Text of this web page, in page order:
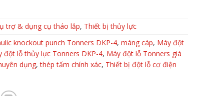
trợ & dụng cụ tháo lắp, Thiết bị thủy lực
knockout punch Tonners DKP-4, máng cáp, Máy đột
đột lỗ thủy lực Tonners DKP-4, Máy đột lỗ Tonners giá
dụng,thép tấm chính xác, Thiết bị đột lỗ cơ điện